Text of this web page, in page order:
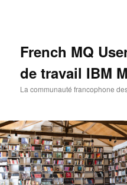
French MQ
de travail IBM
La communauté francophone